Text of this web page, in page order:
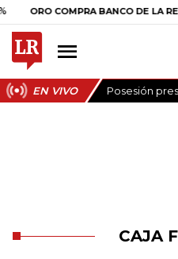
ORO COMPRA BANCO DE LA
EN VIVO Posesión
CAJA